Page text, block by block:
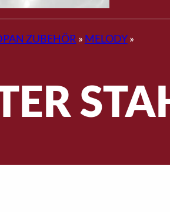
ZUBEHÖR » MELODY»